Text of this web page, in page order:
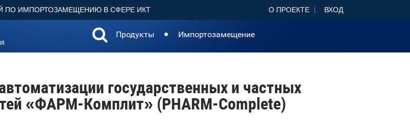
ПО ИМПОРТОЗАМЕЩЕНИЮ В СФЕРЕ ИКТ О ПРОЕКТЕ ВХОД
Продукты Импортозамещение
государственных и частных
«ФАРМ-Комплит» (PHARM-Complete)